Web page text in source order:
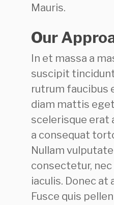
Mauris.
Our
In et massa a
suscipit
rutrum faucibus
diam mattis
scelerisque erat
a consequat
Nullam
consectetur,
iaculis. Donec at
Fusce quis